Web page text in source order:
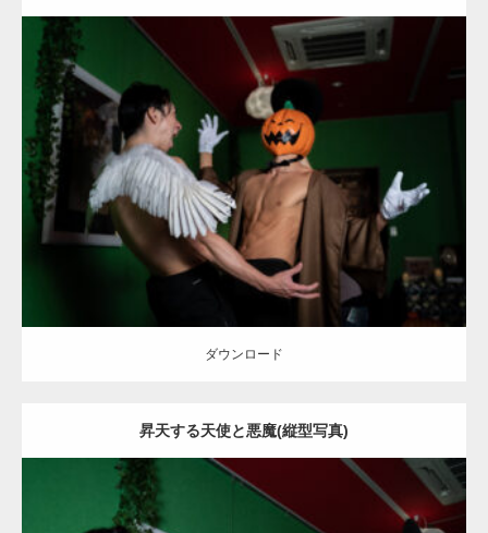
Update: 2023.02.11
Category:ハロウィンのマッチョ その他 AKIHITO(細マッチョ)
SOSUKE
姫路 (兵庫)
ダウンロード
ダウンロード
昇天する天使と悪魔(縦型写真)